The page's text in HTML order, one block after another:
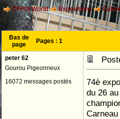
CFPOI World Expositions
Bas de
page
Pages : 1
peter 62
Gourou Pigeonneux
16072 messages postés
74è
du 26